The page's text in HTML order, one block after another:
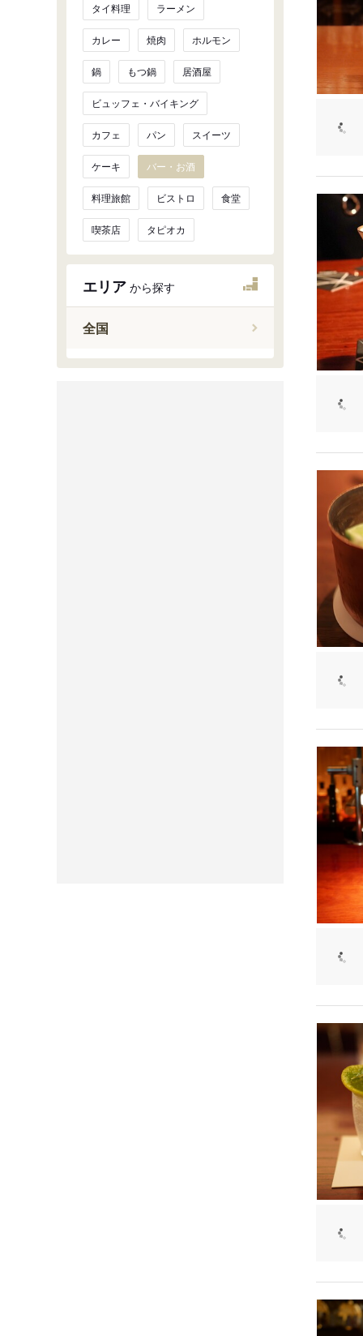
タイ料理 ラーメン
カレー 焼肉 ホルモン
鍋 もつ鍋 居酒屋
ビュッフェ・バイキング
カフェ パン スイーツ
ケーキ バー・お酒
料理旅館 ビストロ 食堂
喫茶店 タピオカ
エリア から探す
全国